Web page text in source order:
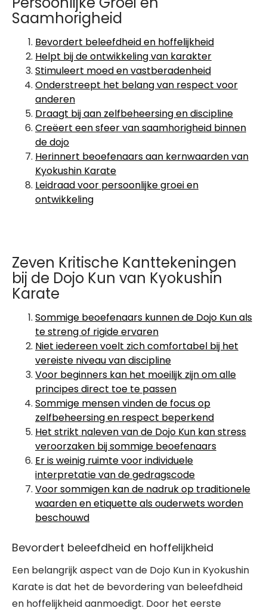
Saamhorigheid
Bevordert beleefdheid en hoffelijkheid
Helpt bij de ontwikkeling van karakter
Stimuleert moed en vastberadenheid
Onderstreept het belang van respect voor
anderen
Draagt bij aan zelfbeheersing en discipline
Creëert een sfeer van saamhorigheid binnen
de dojo
Herinnert beoefenaars aan kernwaarden van
Kyokushin Karate
Leidraad voor persoonlijke groei en
ontwikkeling
Zeven Kritische Kanttekeningen
bij de Dojo Kun van Kyokushin
Karate
Sommige beoefenaars kunnen de Dojo Kun als
te streng of rigide ervaren
Niet iedereen voelt zich comfortabel bij het
vereiste niveau van discipline
Voor beginners kan het moeilijk zijn om alle
principes direct toe te passen
Sommige mensen vinden de focus op
zelfbeheersing en respect beperkend
Het strikt naleven van de Dojo Kun kan stress
veroorzaken bij sommige beoefenaars
Er is weinig ruimte voor individuele
interpretatie van de gedragscode
Voor sommigen kan de nadruk op traditionele
waarden en etiquette als ouderwets worden
beschouwd
Bevordert beleefdheid en hoffelijkheid
Een belangrijk aspect van de Dojo Kun in Kyokushin
Karate is dat het de bevordering van beleefdheid
en hoffelijkheid aanmoedigt. Door het eerste